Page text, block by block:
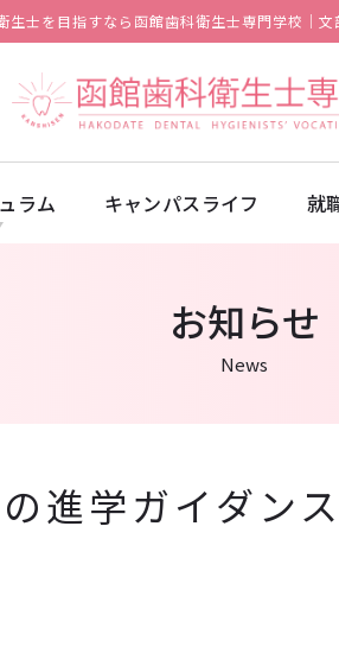
生士を目指すなら函館歯科衛生士専門学校｜
ラム キャンパスライフ 就
お知らせ
News
進学ガイダン